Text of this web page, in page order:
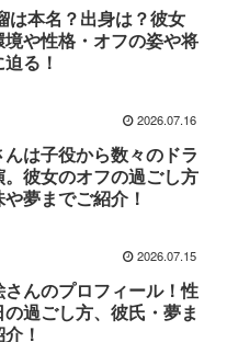
は本名？出身は？彼女
や性格・オフの姿や将
る！
2026.07.16
は子役から数々のドラ
。彼女のオフの過ごし方
夢までご紹介！
2026.07.15
さんのプロフィール！性
過ごし方、彼氏・夢ま
！